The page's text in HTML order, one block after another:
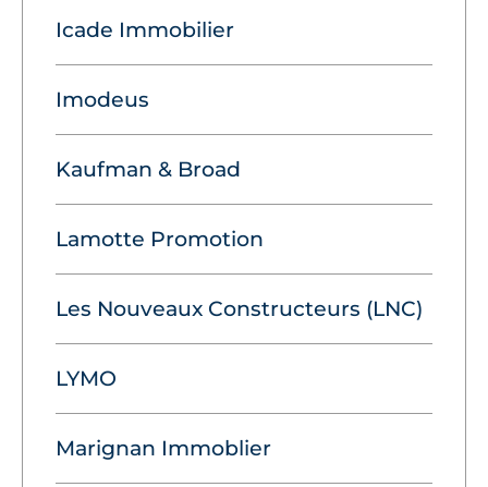
Icade Immobilier
Imodeus
Kaufman & Broad
Lamotte Promotion
Les Nouveaux Constructeurs (LNC)
LYMO
Marignan Immoblier